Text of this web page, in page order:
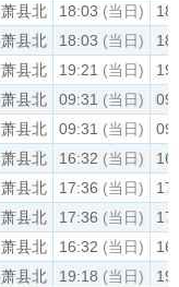
萧县北 18:03 (当日)
萧县北 18:03 (当日)
萧县北 19:21 (当日)
萧县北 09:31 (当日)
萧县北 09:31 (当日)
萧县北 16:32 (当日)
萧县北 17:36 (当日)
萧县北 17:36 (当日)
萧县北 16:32 (当日)
萧县北 19:18 (当日)